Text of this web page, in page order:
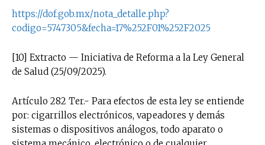
https://dof.gob.mx/nota_detalle.php?
codigo=5747305&fecha=17%252F01%252F2025
[10] Extracto — Iniciativa de Reforma a la Ley General
de Salud (25/09/2025).
Artículo 282 Ter.- Para efectos de esta ley se entiende
por: cigarrillos electrónicos, vapeadores y demás
sistemas o dispositivos análogos, todo aparato o